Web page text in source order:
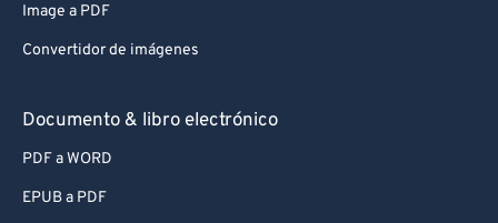
Image a PDF
Convertidor de imágenes
Documento & libro electrónico
PDF a WORD
EPUB a PDF